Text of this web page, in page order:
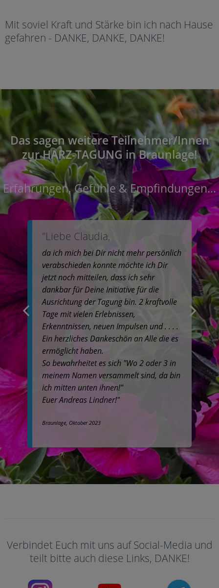
Mit soviel Kraft und Stärke bin ich nach Hause
gefahren - DANKE, DANKE, DANKE!
Das sagen weitere Teilnehmer/Innen
zur HARZ-TAGUNG in Braunlage!
Erfahrungen, Gefühle & Empfindungen...
"Liebe Claudia,
da ich mich bei Dir nicht mehr persönlich
verabschieden konnte möchte ich Dir
jetzt noch mitteilen, dass ich sehr
dankbar für Deine Initiative für die
Ausrichtung der Tagung bin. 2 kraftvolle
Tage mit vielen Erlebnissen,
Erkenntnissen, neuen Impulsen und . . . .
Ein herzliches Dankeschön an Alle die es
ermöglicht haben.
So bewahrheitet es sich "Wo 2 oder 3 in
meinem Namen versammelt sind, da bin
ich mitten unten ihnen!"
Euer Andreas Lindner!"
Braunlage, Oktober 2023
Verbindet Euch mit uns auf Social-Media und
teilt bitte auch diese Links, DANKE!